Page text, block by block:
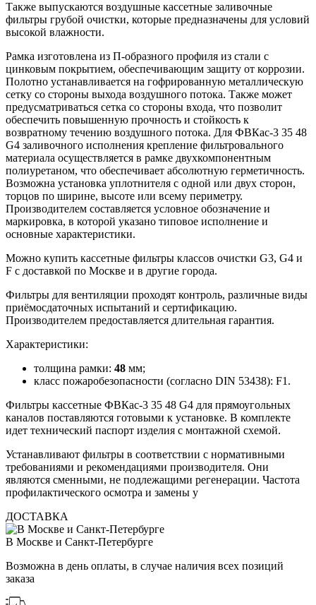
Также выпускаются воздушные кассетные заливочные
фильтры грубой очистки, которые предназначены для условий
высокой влажности.
Рамка изготовлена из П-образного профиля из стали с
цинковым покрытием, обеспечивающим защиту от коррозии.
Полотно устанавливается на гофрированную металлическую
сетку со стороны выхода воздушного потока. Также может
предусматриваться сетка со стороны входа, что позволит
обеспечить повышенную прочность и стойкость к
возвратному течению воздушного потока. Для ФВКас-3 35 48
G4 заливочного исполнения крепление фильтровального
материала осуществляется в рамке двухкомпонентным
полиуретаном, что обеспечивает абсолютную герметичность.
Возможна установка уплотнителя с одной или двух сторон,
торцов по ширине, высоте или всему периметру.
Производителем составляется условное обозначение и
маркировка, в которой указано типовое исполнение и
основные характеристики.
Можно купить кассетные фильтры классов очистки G3, G4 и
F с доставкой по Москве и в другие города.
Фильтры для вентиляции проходят контроль, различные виды
приёмосдаточных испытаний и сертификацию.
Производителем предоставляется длительная гарантия.
Характеристики:
толщина рамки: 48 мм;
класс пожаробезопасности (согласно DIN 53438): F1.
Фильтры кассетные ФВКас-3 35 48 G4 для прямоугольных
каналов поставляются готовыми к установке. В комплекте
идет технический паспорт изделия с монтажной схемой.
Устанавливают фильтры в соответствии с нормативными
требованиями и рекомендациями производителя. Они
являются сменными, не подлежащими регенерации. Частота
профилактического осмотра и замены у
ДОСТАВКА
В Москве и Санкт-Петербурге
Возможна в день оплаты, в случае наличия всех позиций
заказа